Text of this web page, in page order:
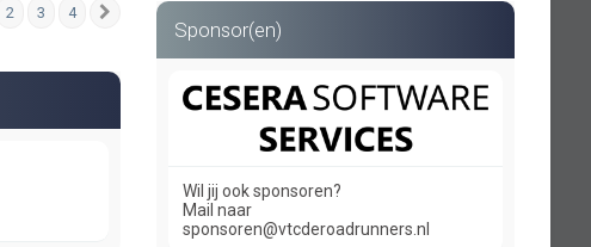
2 3 4 Volgende
Sponsor(en)
Wil jij ook sponsoren?
Mail naar
sponsoren@vtcderoadrunners.nl